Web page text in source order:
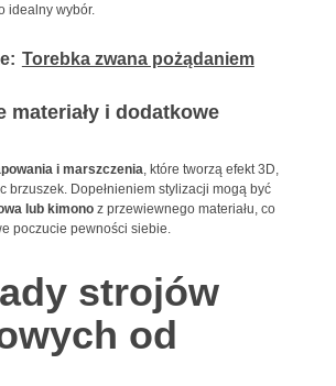
idealny wybór.
Torebka zwana pożądaniem
materiały i dodatkowe
i marszczenia, które tworzą efekt 3D,
brzuszek. Dopełnieniem stylizacji mogą być
lub kimonoz przewiewnego materiału, co
poczucie pewności siebie.
strojów
od